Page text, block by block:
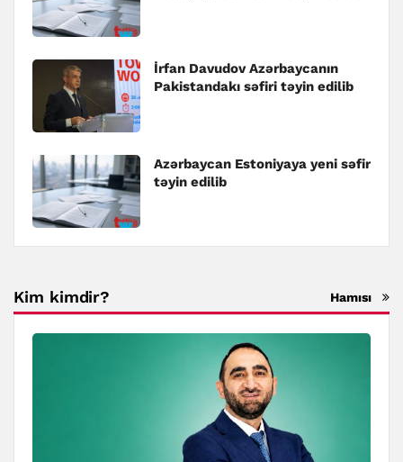
İrfan Davudov Azərbaycanın
Pakistandakı səfiri təyin edilib
Azərbaycan Estoniyaya yeni səfir
təyin edilib
Kim kimdir? Hamısı